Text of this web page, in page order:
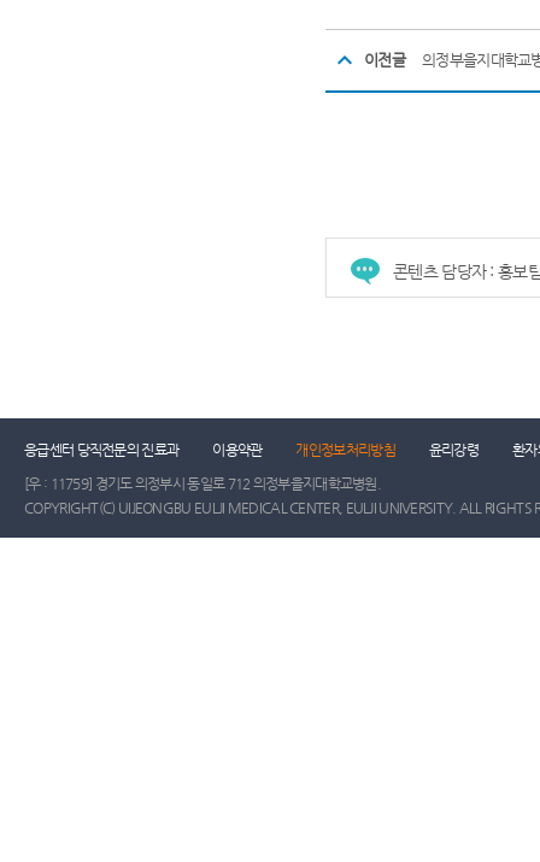
이전글 의정부을지대학교
콘텐츠 담당자 : 홍보
응급센터 당직전문의 진료과 이용약관 개인정보처리방침 윤리강령
환자
[우 : 11759] 경기도 의정부시 동일로 712 의정부을지대학교병원.
COPYRIGHT(C) UIJEONGBU EULJI MEDICAL CENTER, EULJI UNIVERSITY. ALL RIGHTS